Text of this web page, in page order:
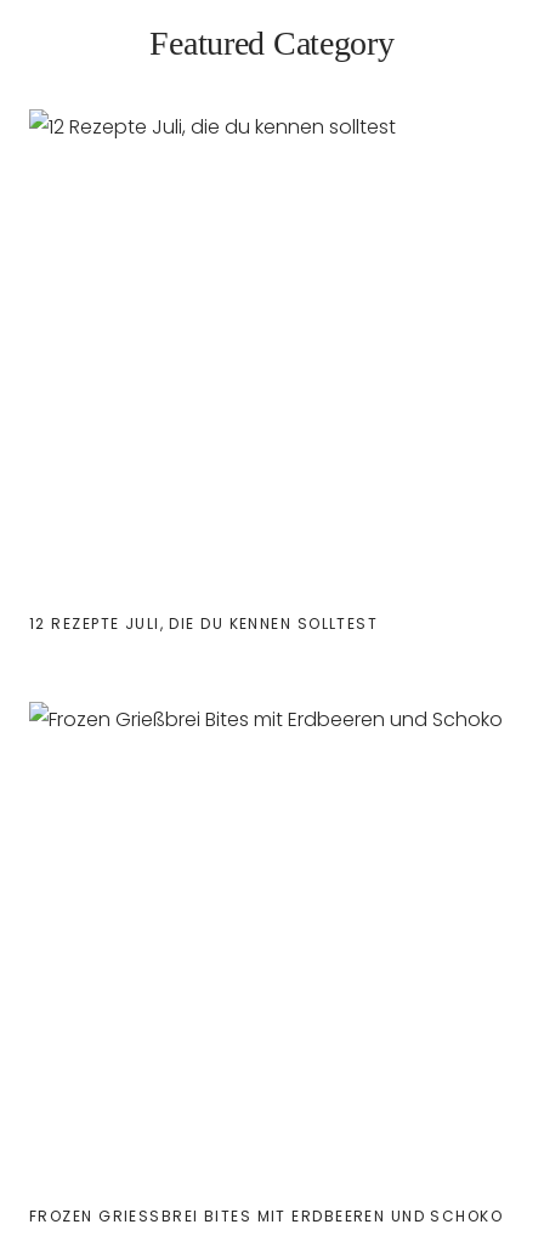
Featured Category
12 REZEPTE JULI, DIE DU KENNEN SOLLTEST
FROZEN GRIESSBREI BITES MIT ERDBEEREN UND SCHOKO